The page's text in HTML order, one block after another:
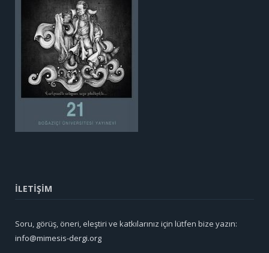
İLETİŞİM
Soru, görüş, öneri, eleştiri ve katkılarınız için lütfen bize yazın:
info@mimesis-dergi.org